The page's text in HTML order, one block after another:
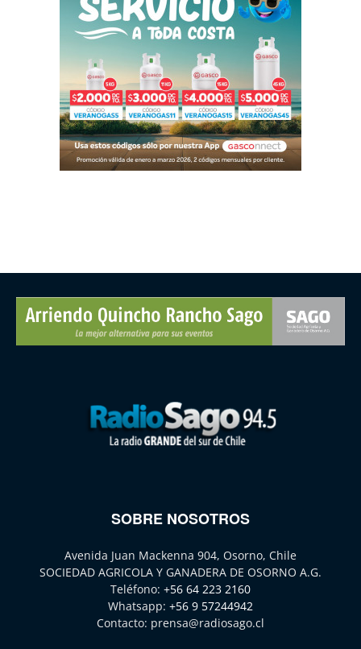
SOBRE NOSOTROS
Avenida Juan Mackenna 904, Osorno, Chile
SOCIEDAD AGRICOLA Y GANADERA DE OSORNO A.G.
Teléfono: +56 64 223 2160
Whatsapp: +56 9 57244942
Contacto: prensa@radiosago.cl